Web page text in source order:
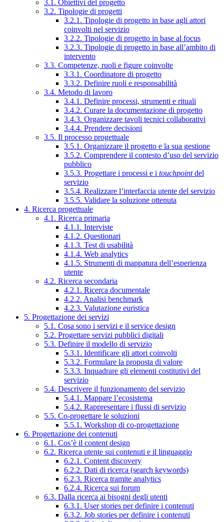
3.1. Obiettivi del progetto
3.2. Tipologie di progetti
3.2.1. Tipologie di progetto in base agli attori
coinvolti nel servizio
3.2.2. Tipologie di progetto in base al focus
3.2.3. Tipologie di progetto in base all’ambito di
intervento
3.3. Competenze, ruoli e figure coinvolte
3.3.1. Coordinatore di progetto
3.3.2. Definire ruoli e responsabilità
3.4. Metodo di lavoro
3.4.1. Definire processi, strumenti e rituali
3.4.2. Curare la documentazione di progetto
3.4.3. Organizzare tavoli tecnici collaborativi
3.4.4. Prendere decisioni
3.5. Il processo progettuale
3.5.1. Organizzare il progetto e la sua gestione
3.5.2. Comprendere il contesto d’uso del servizio
pubblico
3.5.3. Progettare i processi e i touchpointdel
servizio
3.5.4. Realizzare l’interfaccia utente del servizio
3.5.5. Validare la soluzione ottenuta
4. Ricerca progettuale
4.1. Ricerca primaria
4.1.1. Interviste
4.1.2. Questionari
4.1.3. Test di usabilità
4.1.4. Web analytics
4.1.5. Strumenti di mappatura dell’esperienza
utente
4.2. Ricerca secondaria
4.2.1. Ricerca documentale
4.2.2. Analisi benchmark
4.2.3. Valutazione euristica
5. Progettazione dei servizi
5.1. Cosa sono i servizi e il service design
5.2. Progettare servizi pubblici digitali
5.3. Definire il modello di servizio
5.3.1. Identificare gli attori coinvolti
5.3.2. Formulare la proposta di valore
5.3.3. Inquadrare gli elementi costitutivi del
servizio
5.4. Descrivere il funzionamento del servizio
5.4.1. Mappare l’ecosistema
5.4.2. Rappresentare i flussi di servizio
5.5. Co-progettare le soluzioni
5.5.1. Workshop di co-progettazione
6. Progettazione dei contenuti
6.1. Cos’è il content design
6.2. Ricerca utente sui contenuti e il linguaggio
6.2.1. Content discovery
6.2.2. Dati di ricerca (search keywords)
6.2.3. Ricerca tramite analytics
6.2.4. Ricerca sui forum
6.3. Dalla ricerca ai bisogni degli utenti
6.3.1. User stories per definire i contenuti
6.3.2. Job stories per definire i contenuti